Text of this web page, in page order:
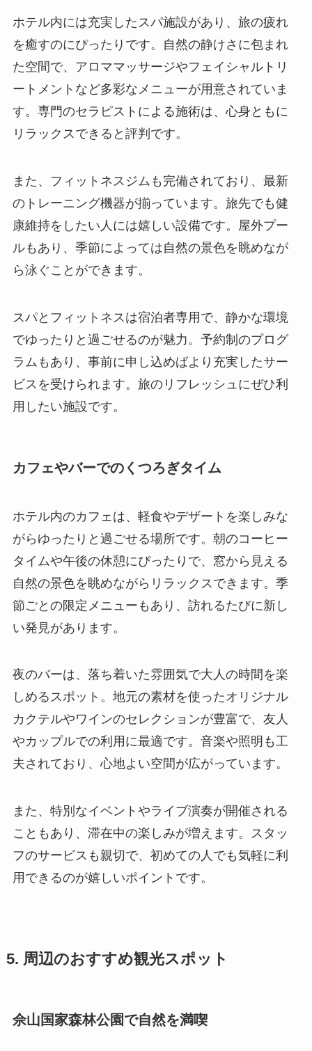
ホテル内には充実したスパ施設があり、旅の疲れ
を癒すのにぴったりです。自然の静けさに包まれ
た空間で、アロママッサージやフェイシャルトリ
ートメントなど多彩なメニューが用意されていま
す。専門のセラピストによる施術は、心身ともに
リラックスできると評判です。
また、フィットネスジムも完備されており、最新
のトレーニング機器が揃っています。旅先でも健
康維持をしたい人には嬉しい設備です。屋外プー
ルもあり、季節によっては自然の景色を眺めなが
ら泳ぐことができます。
スパとフィットネスは宿泊者専用で、静かな環境
でゆったりと過ごせるのが魅力。予約制のプログ
ラムもあり、事前に申し込めばより充実したサー
ビスを受けられます。旅のリフレッシュにぜひ利
用したい施設です。
カフェやバーでのくつろぎタイム
ホテル内のカフェは、軽食やデザートを楽しみな
がらゆったりと過ごせる場所です。朝のコーヒー
タイムや午後の休憩にぴったりで、窓から見える
自然の景色を眺めながらリラックスできます。季
節ごとの限定メニューもあり、訪れるたびに新し
い発見があります。
夜のバーは、落ち着いた雰囲気で大人の時間を楽
しめるスポット。地元の素材を使ったオリジナル
カクテルやワインのセレクションが豊富で、友人
やカップルでの利用に最適です。音楽や照明も工
夫されており、心地よい空間が広がっています。
また、特別なイベントやライブ演奏が開催される
こともあり、滞在中の楽しみが増えます。スタッ
フのサービスも親切で、初めての人でも気軽に利
用できるのが嬉しいポイントです。
5. 周辺のおすすめ観光スポット
佘山国家森林公園で自然を満喫